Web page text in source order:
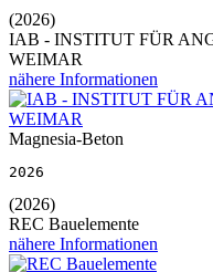
(2026)
IAB - INSTITUT FÜR
WEIMAR
nähere Informationen
Magnesia-Beton
2026
(2026)
REC Bauelemente
nähere Informationen